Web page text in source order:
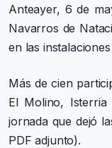
Anteayer, 6 de
Navarros de
en las
Más de cien
El Molino,
jornada que dejó
PDF adjunto).